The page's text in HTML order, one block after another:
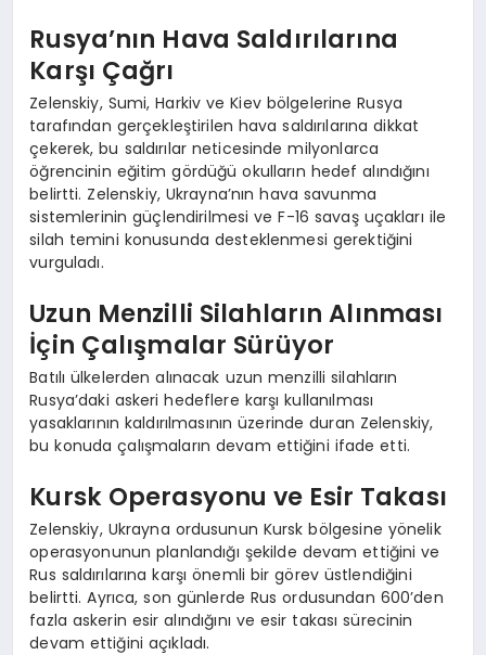
Rusya’nın Hava Saldırılarına
Karşı Çağrı
Zelenskiy, Sumi, Harkiv ve Kiev bölgelerine Rusya
tarafından gerçekleştirilen hava saldırılarına dikkat
çekerek, bu saldırılar neticesinde milyonlarca
öğrencinin eğitim gördüğü okulların hedef alındığını
belirtti. Zelenskiy, Ukrayna’nın hava savunma
sistemlerinin güçlendirilmesi ve F-16 savaş uçakları ile
silah temini konusunda desteklenmesi gerektiğini
vurguladı.
Uzun Menzilli Silahların Alınması
İçin Çalışmalar Sürüyor
Batılı ülkelerden alınacak uzun menzilli silahların
Rusya’daki askeri hedeflere karşı kullanılması
yasaklarının kaldırılmasının üzerinde duran Zelenskiy,
bu konuda çalışmaların devam ettiğini ifade etti.
Kursk Operasyonu ve Esir Takası
Zelenskiy, Ukrayna ordusunun Kursk bölgesine yönelik
operasyonunun planlandığı şekilde devam ettiğini ve
Rus saldırılarına karşı önemli bir görev üstlendiğini
belirtti. Ayrıca, son günlerde Rus ordusundan 600’den
fazla askerin esir alındığını ve esir takası sürecinin
devam ettiğini açıkladı.